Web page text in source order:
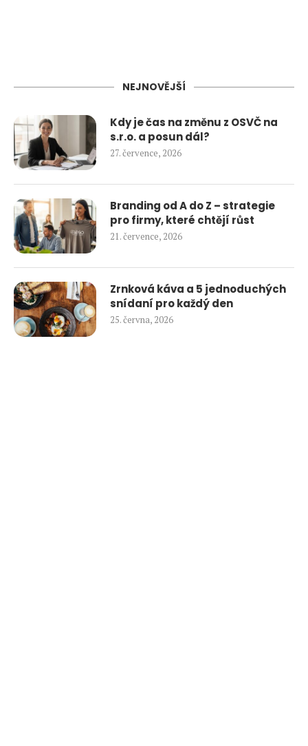
NEJNOVĚJŠÍ
Kdy je čas na změnu z OSVČ na
s.r.o. a posun dál?
27. července, 2026
Branding od A do Z – strategie
pro firmy, které chtějí růst
21. července, 2026
Zrnková káva a 5 jednoduchých
snídaní pro každý den
25. června, 2026